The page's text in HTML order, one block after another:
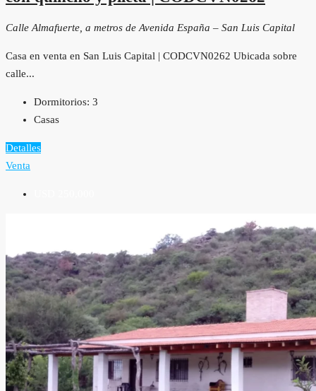
Calle Almafuerte, a metros de Avenida España – San Luis Capital
Casa en venta en San Luis Capital | CODCVN0262 Ubicada sobre
calle...
Dormitorios: 3
Casas
Detalles
Venta